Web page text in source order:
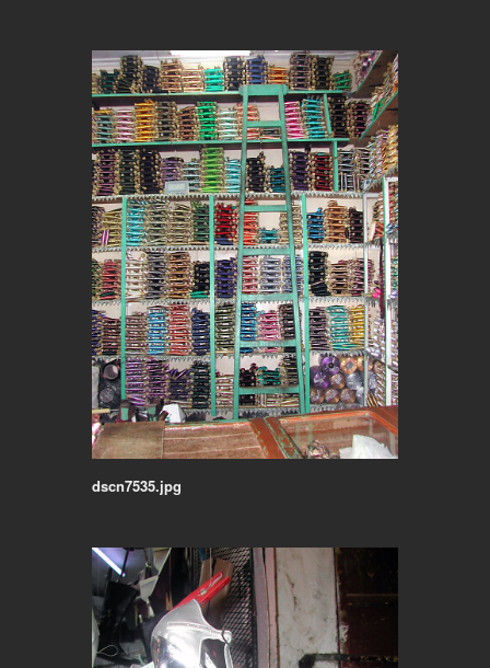
dscn7535.jpg